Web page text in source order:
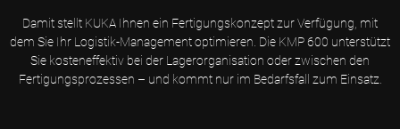
Damit stellt KUKA Ihnen ein Fertigungskonzept zur Verfügung, mit
dem Sie Ihr Logistik-Management optimieren. Die KMP 600 unterstützt
Sie kosteneffektiv bei der Lagerorganisation oder zwischen den
Fertigungsprozessen – und kommt nur im Bedarfsfall zum Einsatz.